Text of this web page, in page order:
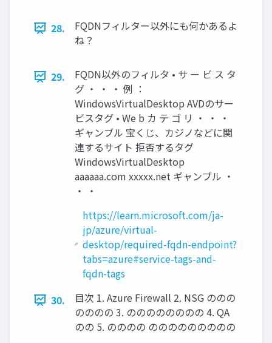
28.
FQDNフィルター以外にも何かあるよ
ね？
29.
FQDN以外のフィルタ • サ ー ビ ス タ
グ ・ ・ ・ 例 ：
WindowsVirtualDesktop AVDのサー
ビスタグ • We b カ テ ゴ リ ・ ・ ・
ギャンブル 宝くじ、カジノなどに関
連するサイト 拒否するタグ
WindowsVirtualDesktop
aaaaaa.com xxxxx.net ギャンブル ・
・ ・
https://learn.microsoft.com/ja-
jp/azure/virtual-
desktop/required-fqdn-endpoint?
tabs=azure#service-tags-and-
fqdn-tags
30.
目次 1. Azure Firewall 2. NSG ののの
のののの 3. のののののののの 4. QA
のの 5. のののの ののののののののの